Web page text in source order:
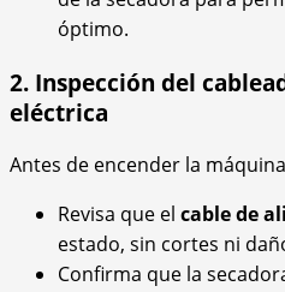
óptimo.
2. Inspección del
eléctrica
Antes de encender la
Revisa que el cable de
estado, sin cortes ni
Confirma que la